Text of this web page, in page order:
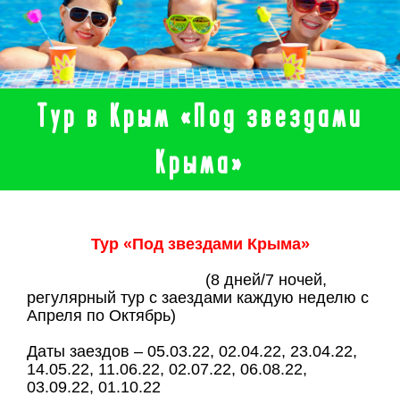
Тур в Крым «Под звездами
Крыма»
Тур «Под звездами Крыма»
(8 дней/7 ночей,
регулярный тур с заездами каждую неделю с
Апреля по Октябрь)
Даты заездов – 05.03.22, 02.04.22, 23.04.22,
14.05.22, 11.06.22, 02.07.22, 06.08.22,
03.09.22, 01.10.22